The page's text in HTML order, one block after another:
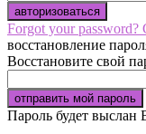
Forgot your password?
восстановление
Восстановите свой
Пароль будет выслан